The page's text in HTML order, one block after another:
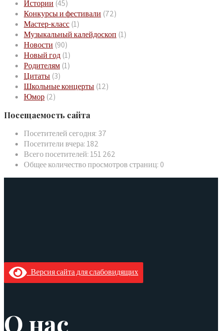
Истории (45)
Конкурсы и фестивали (72)
Мастер-класс (1)
Музыкальный калейдоскоп (1)
Новости (90)
Новый год (1)
Родителям (1)
Цитаты (3)
Школьные концерты (12)
Юмор (2)
Посещаемость сайта
Посетителей сегодня: 37
Посетители вчера:182
Всего посетителей:151 262
Общее количество просмотров страниц: 0
Версия сайта для слабовидящих
О нас